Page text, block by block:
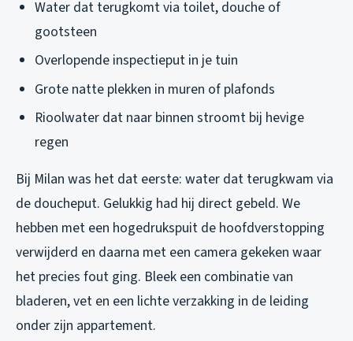
Water dat terugkomt via toilet, douche of
gootsteen
Overlopende inspectieput in je tuin
Grote natte plekken in muren of plafonds
Rioolwater dat naar binnen stroomt bij hevige
regen
Bij Milan was het dat eerste: water dat terugkwam via
de doucheput. Gelukkig had hij direct gebeld. We
hebben met een hogedrukspuit de hoofdverstopping
verwijderd en daarna met een camera gekeken waar
het precies fout ging. Bleek een combinatie van
bladeren, vet en een lichte verzakking in de leiding
onder zijn appartement.